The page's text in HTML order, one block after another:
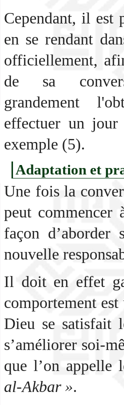
Cependant, il est
en se rendant
officiellement,
de sa
grandement
effectuer un
exemple (5).
Adaptation et
Une fois la
peut
façon d’aborder
nouvelle
Il doit en effet
comportement est
Dieu se satisfait
s’améliorer soi-
que l’on
al-Akbar ».